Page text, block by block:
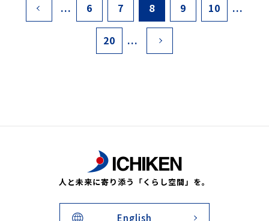
... 6 7 8 9 10 ...
20 ...
人と未来に寄り添う「くらし空間」を。
English